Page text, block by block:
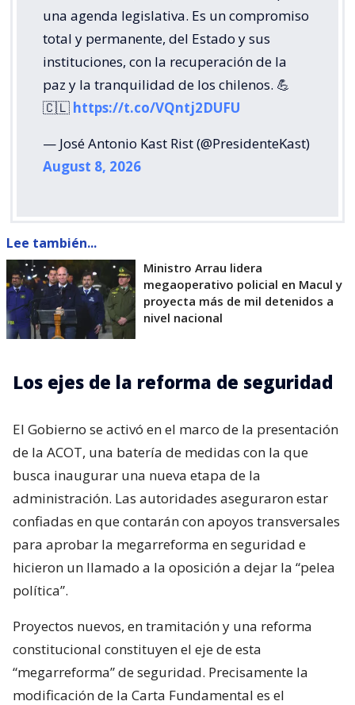
una agenda legislativa. Es un compromiso
total y permanente, del Estado y sus
instituciones, con la recuperación de la
paz y la tranquilidad de los chilenos. 💪
🇨🇱 https://t.co/VQntj2DUFU
— José Antonio Kast Rist (@PresidenteKast)
August 8, 2026
Lee también...
Ministro Arrau lidera
megaoperativo policial en Macul y
proyecta más de mil detenidos a
nivel nacional
Los ejes de la reforma de seguridad
El Gobierno se activó en el marco de la presentación
de la ACOT, una batería de medidas con la que
busca inaugurar una nueva etapa de la
administración. Las autoridades aseguraron estar
confiadas en que contarán con apoyos transversales
para aprobar la megarreforma en seguridad e
hicieron un llamado a la oposición a dejar la “pelea
política”.
Proyectos nuevos, en tramitación y una reforma
constitucional constituyen el eje de esta
“megarreforma” de seguridad. Precisamente la
modificación de la Carta Fundamental es el